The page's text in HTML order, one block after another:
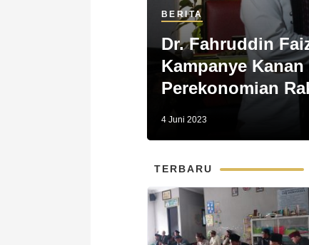
BERITA
Dr. Fahruddin
Kampanye
Perekonomian
4 Juni 2023
TERBARU